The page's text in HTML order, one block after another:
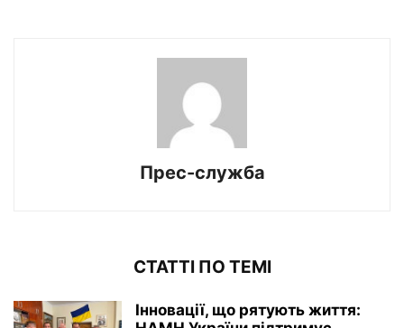
Прес-служба
СТАТТІ ПО ТЕМІ
Інновації, що рятують життя: